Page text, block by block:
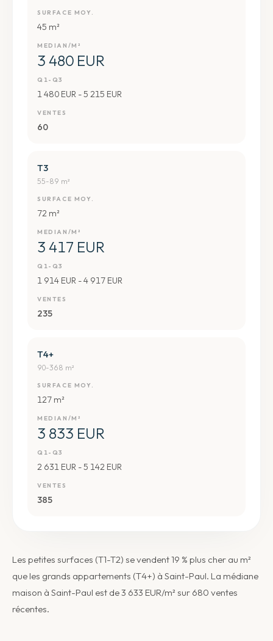
SURFACE MOY.
45 m²
MEDIAN/M²
3 480 EUR
Q1-Q3
1 480 EUR - 5 215 EUR
VENTES
60
T3
55-89 m²
SURFACE MOY.
72 m²
MEDIAN/M²
3 417 EUR
Q1-Q3
1 914 EUR - 4 917 EUR
VENTES
235
T4+
90-368 m²
SURFACE MOY.
127 m²
MEDIAN/M²
3 833 EUR
Q1-Q3
2 631 EUR - 5 142 EUR
VENTES
385
Les petites surfaces (T1-T2) se vendent 19 % plus cher au m²
que les grands appartements (T4+) à Saint-Paul. La médiane
maison à Saint-Paul est de 3 633 EUR/m² sur 680 ventes
récentes.